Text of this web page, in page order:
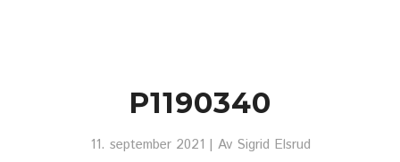
P1190340
11. september 2021 | Av Sigrid Elsrud